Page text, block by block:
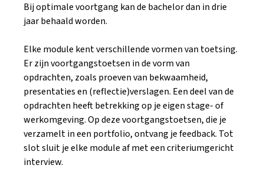
Bij optimale voortgang kan de bachelor dan in drie
jaar behaald worden.
Elke module kent verschillende vormen van toetsing.
Er zijn voortgangstoetsen in de vorm van
opdrachten, zoals proeven van bekwaamheid,
presentaties en (reflectie)verslagen. Een deel van de
opdrachten heeft betrekking op je eigen stage- of
werkomgeving. Op deze voortgangstoetsen, die je
verzamelt in een portfolio, ontvang je feedback. Tot
slot sluit je elke module af met een criteriumgericht
interview.